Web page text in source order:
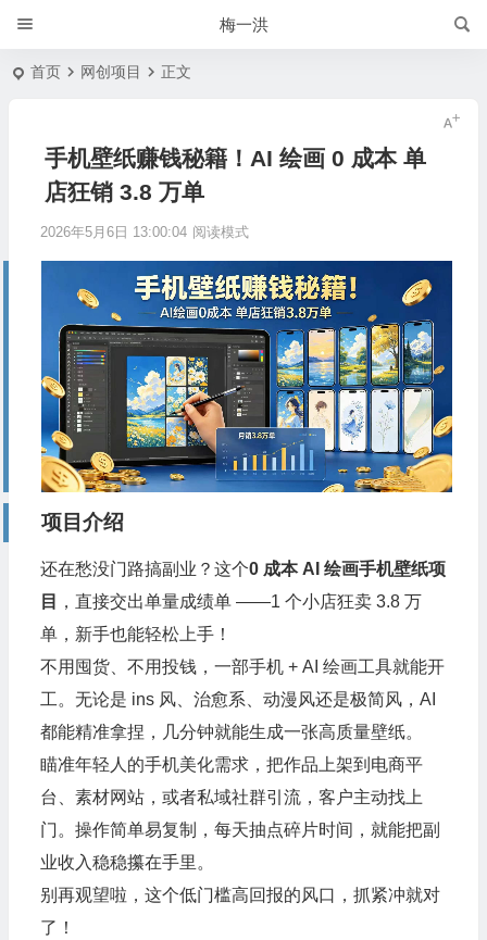
梅一洪
首页 网创项目 正文
手机壁纸赚钱秘籍！AI 绘画 0 成本 单
店狂销 3.8 万单
2026年5月6日 13:00:04 阅读模式
项目介绍
还在愁没门路搞副业？这个0 成本 AI 绘画手机壁纸项
目
，直接交出单量成绩单 ——1 个小店狂卖 3.8 万
单，新手也能轻松上手！
不用囤货、不用投钱，一部手机 + AI 绘画工具就能开
工。无论是 ins 风、治愈系、动漫风还是极简风，AI
都能精准拿捏，几分钟就能生成一张高质量壁纸。
瞄准年轻人的手机美化需求，把作品上架到电商平
台、素材网站，或者私域社群引流，客户主动找上
门。操作简单易复制，每天抽点碎片时间，就能把副
业收入稳稳攥在手里。
别再观望啦，这个低门槛高回报的风口，抓紧冲就对
了！